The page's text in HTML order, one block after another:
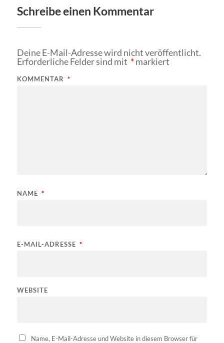
Schreibe einen Kommentar
Deine E-Mail-Adresse wird nicht veröffentlicht.
Erforderliche Felder sind mit *markiert
KOMMENTAR *
NAME *
E-MAIL-ADRESSE *
WEBSITE
Name, E-Mail-Adresse und Website in diesem Browser für